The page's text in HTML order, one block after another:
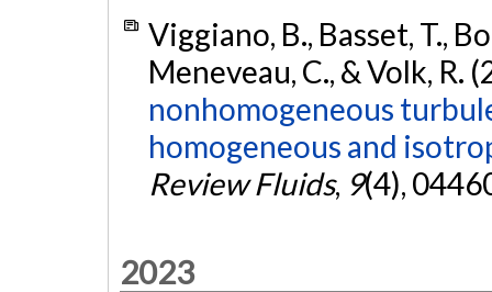
Viggiano, B., Basset, T.,
Meneveau, C., & Volk, R.
nonhomogeneous
homogeneous and
Review Fluids, 9(4),
2023